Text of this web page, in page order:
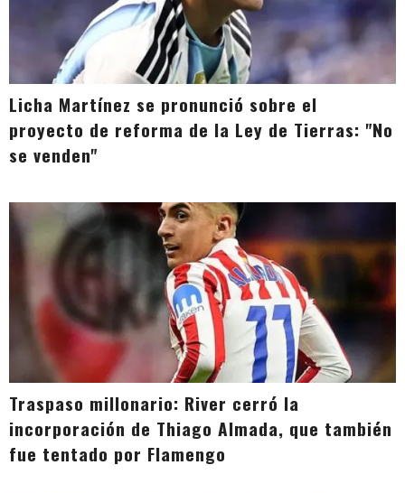
Licha Martínez se pronunció sobre el
proyecto de reforma de la Ley de Tierras: "No
se venden"
Traspaso millonario: River cerró la
incorporación de Thiago Almada, que también
fue tentado por Flamengo